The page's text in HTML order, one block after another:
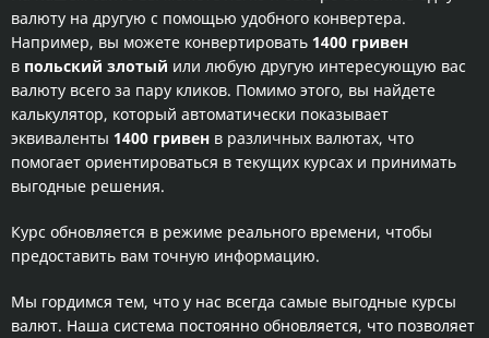
валюту на другую с помощью удобного конвертера.
Например, вы можете конвертировать 1400 гривен
в польский злотый или любую другую интересующую вас
валюту всего за пару кликов. Помимо этого, вы найдете
калькулятор, который автоматически показывает
эквиваленты 1400 гривен в различных валютах, что
помогает ориентироваться в текущих курсах и принимать
выгодные решения.
Курс обновляется в режиме реального времени, чтобы
предоставить вам точную информацию.
Мы гордимся тем, что у нас всегда самые выгодные курсы
валют. Наша система постоянно обновляется, что позволяет